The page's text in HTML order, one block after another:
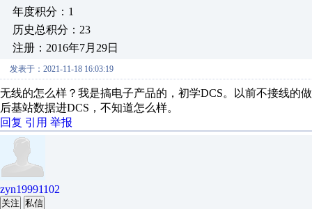
年度积分：1
历史总积分：23
注册：2016年7月29日
发表于：2021-11-18 16:03:19
无线的怎么样？我是搞电子产品的，初学DCS。以前不接线的
后基站数据进DCS，不知道怎么样。
回复 引用 举报
zyn19991102
关注 私信